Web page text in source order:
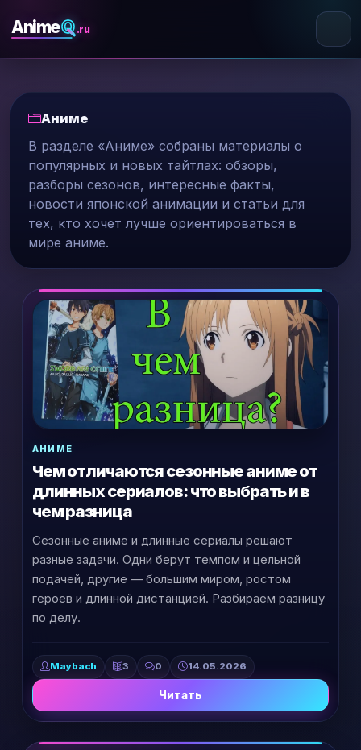
AnimeQ .ru
Аниме
В разделе «Аниме» собраны материалы о
популярных и новых тайтлах: обзоры,
разборы сезонов, интересные факты,
новости японской анимации и статьи для
тех, кто хочет лучше ориентироваться в
мире аниме.
АНИМЕ
Чем отличаются сезонные аниме от
длинных сериалов: что выбрать и в
чем разница
Сезонные аниме и длинные сериалы решают
разные задачи. Одни берут темпом и цельной
подачей, другие — большим миром, ростом
героев и длинной дистанцией. Разбираем разницу
по делу.
Maybach 3 0 14.05.2026
Читать